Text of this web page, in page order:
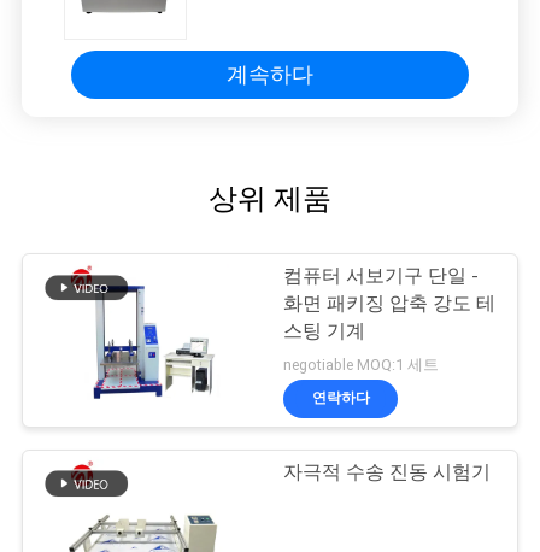
계속하다
상위 제품
컴퓨터 서보기구 단일 -
화면 패키징 압축 강도 테
스팅 기계
negotiable MOQ:1 세트
연락하다
자극적 수송 진동 시험기